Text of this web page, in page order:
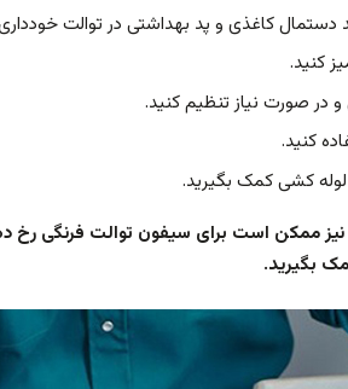
دستمال کاغذی و پد بهداشتی در توالت
کنید.
صورت نیاز تنظیم کنید.
کنید.
کشی کمک بگیرید.
نیز ممکن است برای سیفون توالت فرنگی رخ
بگیرید.